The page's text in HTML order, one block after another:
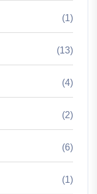
(1)
(13)
(4)
(2)
(6)
(1)